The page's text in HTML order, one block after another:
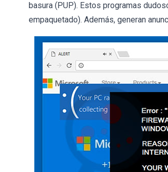
basura (PUP). Estos programas
empaquetado). Además, generan